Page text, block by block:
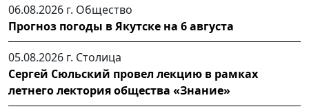
06.08.2026 г. Общество
Прогноз погоды в Якутске на 6 августа
05.08.2026 г. Столица
Сергей Сюльский провел лекцию в рамках
летнего лектория общества «Знание»